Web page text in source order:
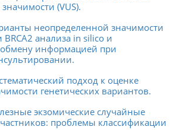
(VUS).
неопределенной значимости
BRCA2 анализа in silico и
информацией при
подход к оценке
генетических вариантов.
экзомические случайные
проблемы классификации